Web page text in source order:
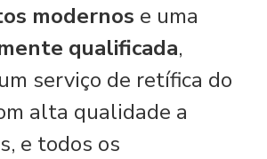
modernos e uma
qualificada,
serviço de retífica do
alta qualidade a
e todos os